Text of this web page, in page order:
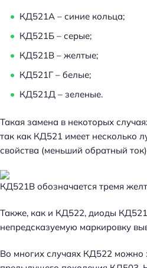
КД521А – синие кольца;
КД521Б – серые;
КД521В – желтые;
КД521Г – белые;
КД521Д – зеленые.
Такая замена в некоторых
так как КД521 имеет несколько
свойства (меньший обратный
КД521В обозначается тремя
Также, как и КД522, диоды
непредсказуемую маркировку
Во многих случаях КД522 можно